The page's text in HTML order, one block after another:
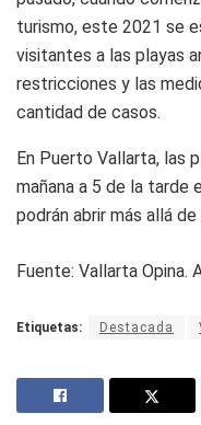
turismo, este 2021 se
visitantes a las playas
restricciones y las
cantidad de casos.
En Puerto Vallarta, las
mañana a 5 de la tarde
podrán abrir más allá
Fuente: Vallarta Opina.
Etiquetas: Destacada